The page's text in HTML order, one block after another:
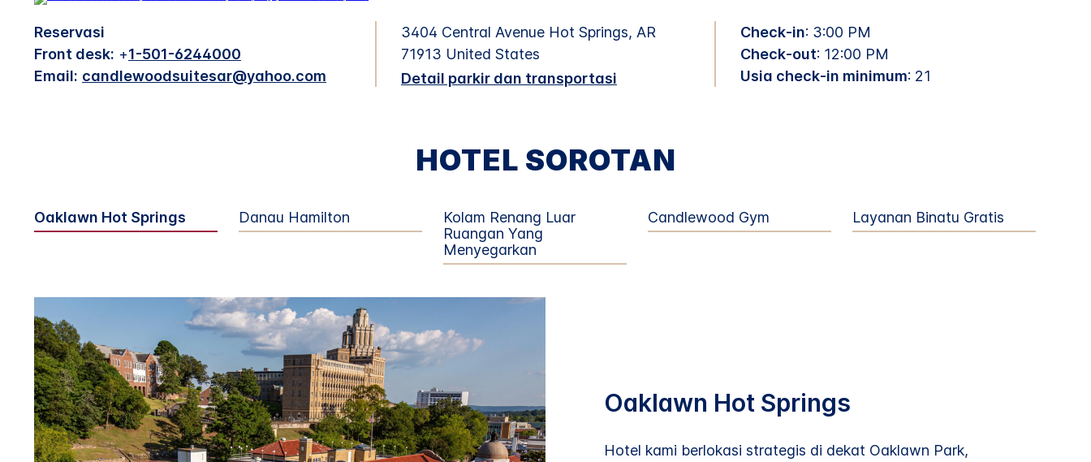
Reservasi
Front desk: +1-501-6244000
Email: candlewoodsuitesar@yahoo.com
3404 Central Avenue Hot Springs, AR
71913 United States
Detail parkir dan transportasi
Check-in: 3:00 PM
Check-out: 12:00 PM
Usia check-in minimum: 21
HOTEL SOROTAN
Oaklawn Hot Springs Danau Hamilton
Kolam Renang Luar
Ruangan Yang
Menyegarkan
Candlewood Gym Layanan Binatu Gratis
Oaklawn Hot Springs
Hotel kami berlokasi strategis di dekat Oaklawn Park,